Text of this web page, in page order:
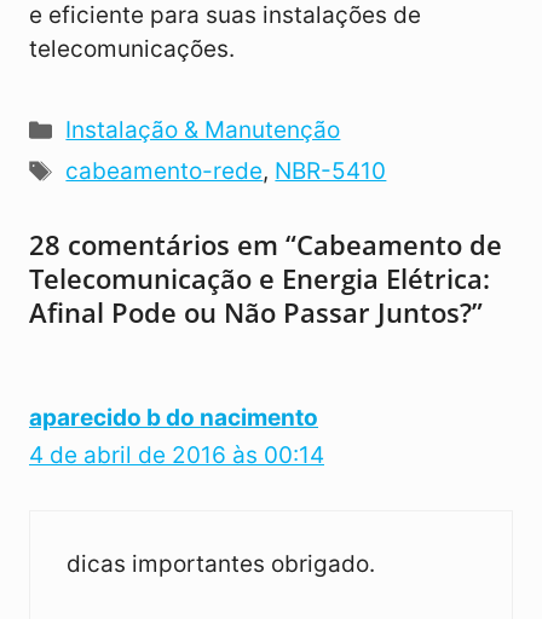
e eficiente para suas instalações de
telecomunicações.
Categorias
Instalação & Manutenção
Tags
cabeamento-rede, NBR-5410
28 comentários em “Cabeamento de
Telecomunicação e Energia Elétrica:
Afinal Pode ou Não Passar Juntos?”
aparecido b do nacimento
4 de abril de 2016 às 00:14
dicas importantes obrigado.